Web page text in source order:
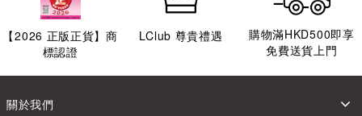
【2026 正版正貨】商
標認證
LClub 尊貴禮遇
購物滿HKD500即享
免費送貨上門
關於我們